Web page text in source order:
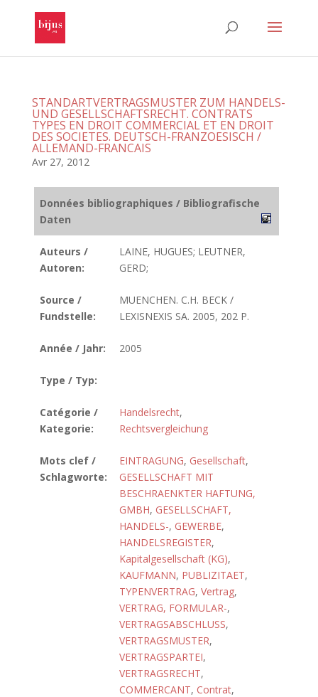
STANDARTVERTRAGSMUSTER ZUM HANDELS-
UND GESELLSCHAFTSRECHT. CONTRATS
TYPES EN DROIT COMMERCIAL ET EN DROIT
DES SOCIETES. DEUTSCH-FRANZOESISCH /
ALLEMAND-FRANCAIS
Avr 27, 2012
Données bibliographiques / Bibliografische
Daten
Auteurs /
Autoren:
LAINE, HUGUES; LEUTNER,
GERD;
Source /
Fundstelle:
MUENCHEN. C.H. BECK /
LEXISNEXIS SA. 2005, 202 P.
Année / Jahr: 2005
Type / Typ:
Catégorie /
Kategorie:
Handelsrecht,
Rechtsvergleichung
Mots clef /
Schlagworte:
EINTRAGUNG, Gesellschaft,
GESELLSCHAFT MIT
BESCHRAENKTER HAFTUNG,
GMBH, GESELLSCHAFT,
HANDELS-, GEWERBE,
HANDELSREGISTER,
Kapitalgesellschaft (KG),
KAUFMANN, PUBLIZITAET,
TYPENVERTRAG, Vertrag,
VERTRAG, FORMULAR-,
VERTRAGSABSCHLUSS,
VERTRAGSMUSTER,
VERTRAGSPARTEI,
VERTRAGSRECHT,
COMMERCANT, Contrat,